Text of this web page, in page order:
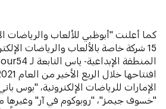
كما أعلنت "أبوظبي للألعاب والرياضات
15 شركة خاصة بالألعاب والرياضات
الإمارات للرياضات الإلكترونية، "بوس
"خسوف جيمز"، "روبوكوم في آر" وغيرها